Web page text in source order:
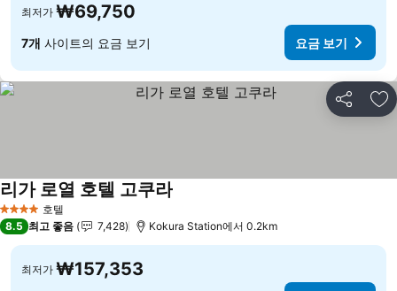
최저가 ₩69,750
7개 사이트의 요금 보기 요금 보기
공유 즐
4 성급 호텔
리가 로열 호텔 고쿠라
8.5 최고 좋음 7,428 Kokura Station에서 0.2km
최저가 ₩157,353